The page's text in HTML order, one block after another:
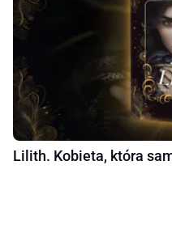
Lilith. Kobieta, która